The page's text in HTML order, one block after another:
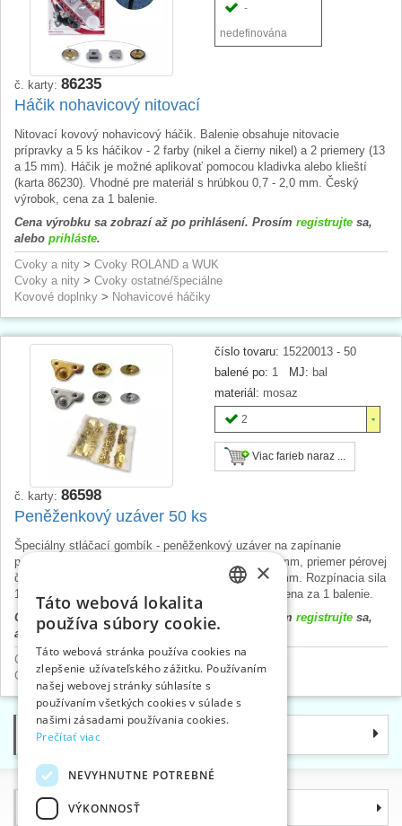
-
nedefinována
č. karty: 86235
Háčik nohavicový nitovací
Nitovací kovový nohavicový háčik. Balenie obsahuje nitovacie
prípravky a 5 ks háčikov - 2 farby (nikel a čierny nikel) a 2 priemery (13
a 15 mm). Háčik je možné aplikovať pomocou kladivka alebo klieští
(karta 86230). Vhodné pre materiál s hrúbkou 0,7 - 2,0 mm. Český
výrobok, cena za 1 balenie.
Cena výrobku sa zobrazí až po prihlásení. Prosím registrujte sa,
alebo prihláste.
Cvoky a nity > Cvoky ROLAND a WUK
Cvoky a nity > Cvoky ostatné/špeciálne
Kovové doplnky > Nohavicové háčiky
číslo tovaru: 15220013 - 50
balené po: 1 MJ: bal
materiál: mosaz
2
Viac farieb naraz ...
č. karty: 86598
Peněženkový uzáver 50 ks
Špeciálny stláčací gombík - peněženkový uzáver na zapínanie
peňaženiek a podobných výrobkov. Veľkosť 20x13 mm, priemer pérovej
časti a nitu 9 mm. Pre hrúbku materiálu 0,5 až 1,5 mm. Rozpínacia sila
15-30 N. Sypané - 50 ks v balení. Český výrobok, cena za 1 balenie.
Cena výrobku sa zobrazí až po prihlásení. Prosím registrujte sa,
aleboprihláste
Cvoky a nity>Cvoky ostatné/špeciálne
Gombíky>Cvoky KIN
Kategórie
Informácie
ENGLISH
GERMAN
×
Táto webová lokalita
používa súbory cookie.
Táto webová stránka používa cookies na
zlepšenie užívateľského zážitku. Používaním
našej webovej stránky súhlasíte s
používaním všetkých cookies v súlade s
našimi zásadami používania cookies.
Prečítať viac
NEVYHNUTNE POTREBNÉ
VÝKONNOSŤ